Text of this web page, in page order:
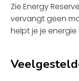
Zie Energy
vervangt geen
helpt je je